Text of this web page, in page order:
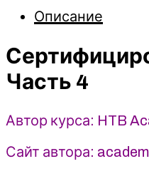
по
на
проникновение
Hack
Box.
4
Описание
Часть 4
Автор курса: HTB
Сайт автора: